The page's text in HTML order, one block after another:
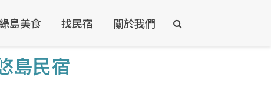
島美食 找民宿 關於我們
島民宿